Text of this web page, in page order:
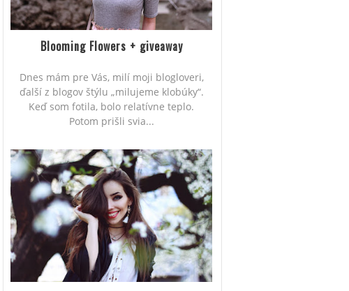
Blooming Flowers + giveaway
Dnes mám pre Vás, milí moji blogloveri,
ďalší z blogov štýlu „milujeme klobúky“.
Keď som fotila, bolo relatívne teplo.
Potom prišli svia...